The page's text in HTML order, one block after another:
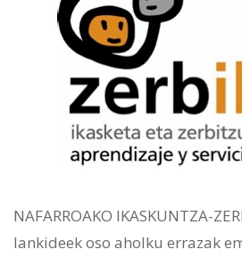
NAFARROAKO IKASKUNTZA-
lankideek oso aholku errazak